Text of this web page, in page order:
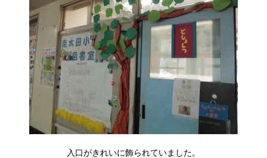
入口がきれいに飾られていました。